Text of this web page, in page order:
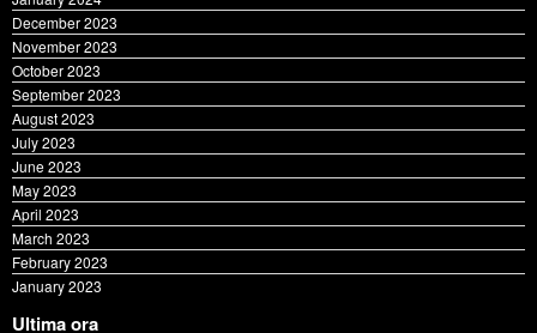
November 2023
October 2023
September 2023
August 2023
July 2023
June 2023
May 2023
April 2023
March 2023
February 2023
January 2023
Ultima ora